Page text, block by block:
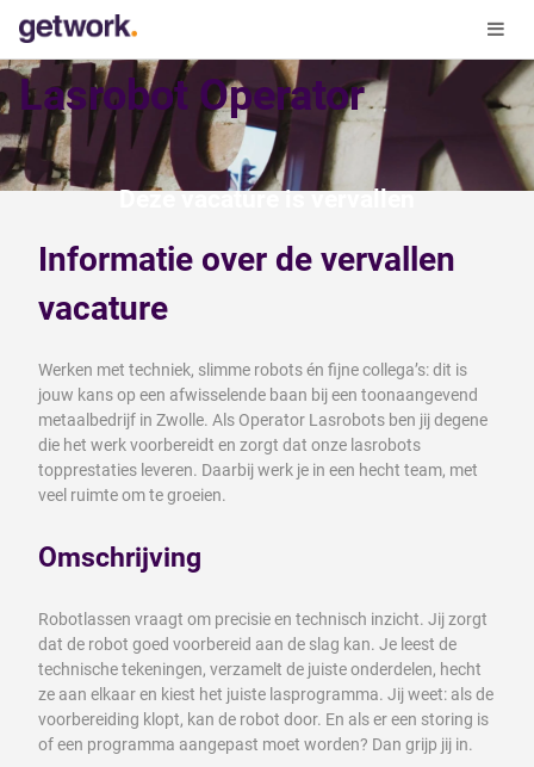
Lasrobot Operator
Deze vacature is vervallen
Informatie over de vervallen
vacature
Werken met techniek, slimme robots én fijne collega’s: dit is
jouw kans op een afwisselende baan bij een toonaangevend
metaalbedrijf in Zwolle. Als Operator Lasrobots ben jij degene
die het werk voorbereidt en zorgt dat onze lasrobots
topprestaties leveren. Daarbij werk je in een hecht team, met
veel ruimte om te groeien.
Omschrijving
Robotlassen vraagt om precisie en technisch inzicht. Jij zorgt
dat de robot goed voorbereid aan de slag kan. Je leest de
technische tekeningen, verzamelt de juiste onderdelen, hecht
ze aan elkaar en kiest het juiste lasprogramma. Jij weet: als de
voorbereiding klopt, kan de robot door. En als er een storing is
of een programma aangepast moet worden? Dan grijp jij in.